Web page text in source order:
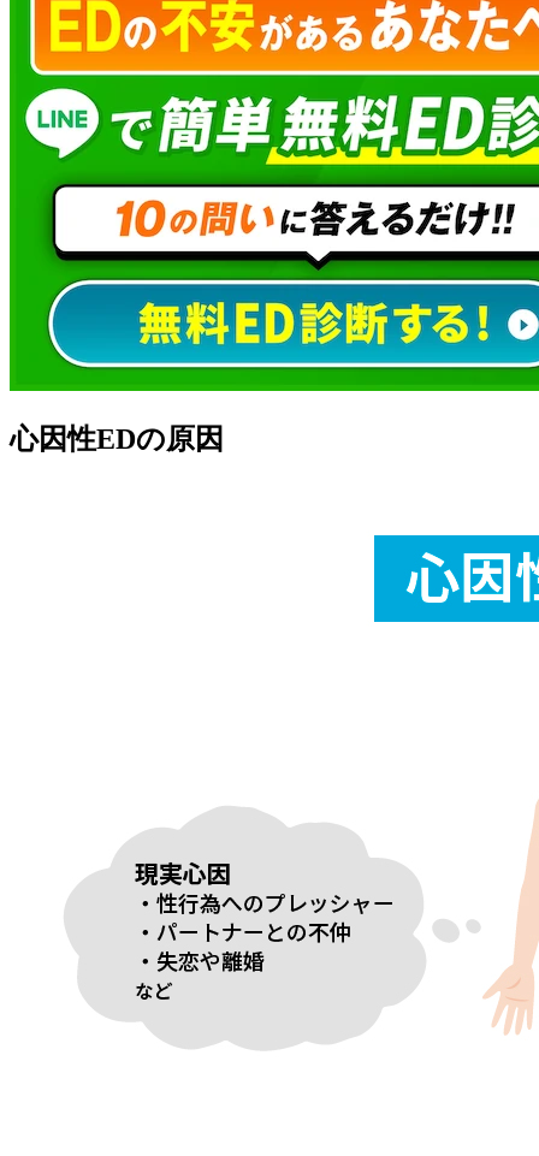
心因性EDの原因